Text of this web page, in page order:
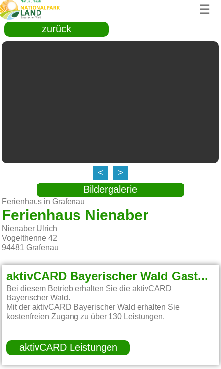
☰
zurück
< >
Bildergalerie
Ferienhaus in Grafenau
Ferienhaus Nienaber
Nienaber Ulrich
Vogelthenne 42
94481 Grafenau
aktivCARD Bayerischer Wald Gastgeber:
Bei diesem Betrieb erhalten Sie die aktivCARD
Bayerischer Wald.
Mit der aktivCARD Bayerischer Wald erhalten Sie
kostenfreien Zugang zu über 130 Leistungen.
aktivCARD Leistungen